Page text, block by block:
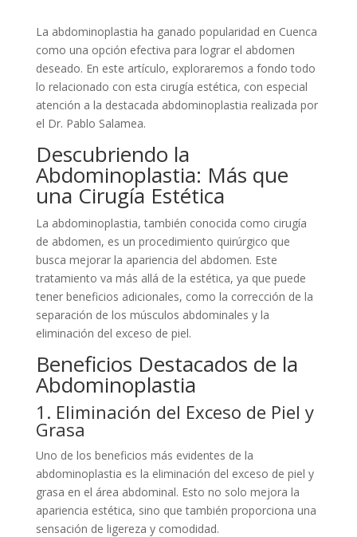
La abdominoplastia ha ganado popularidad en Cuenca
como una opción efectiva para lograr el abdomen
deseado. En este artículo, exploraremos a fondo todo
lo relacionado con esta cirugía estética, con especial
atención a la destacada abdominoplastia realizada por
el Dr. Pablo Salamea.
Descubriendo la
Abdominoplastia: Más que
una Cirugía Estética
La abdominoplastia, también conocida como cirugía
de abdomen, es un procedimiento quirúrgico que
busca mejorar la apariencia del abdomen. Este
tratamiento va más allá de la estética, ya que puede
tener beneficios adicionales, como la corrección de la
separación de los músculos abdominales y la
eliminación del exceso de piel.
Beneficios Destacados de la
Abdominoplastia
1. Eliminación del Exceso de Piel y
Grasa
Uno de los beneficios más evidentes de la
abdominoplastia es la eliminación del exceso de piel y
grasa en el área abdominal. Esto no solo mejora la
apariencia estética, sino que también proporciona una
sensación de ligereza y comodidad.